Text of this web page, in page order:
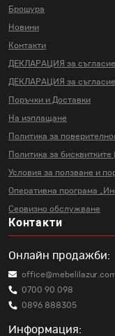
Брошура
Новини
Контакти
ДЕКЛАРАЦИЯ за съгласие
ДЕКЛАРАЦИЯ за съгласие
Поръчки и Доставки
На изплащане
Политика за
Политика за бисквитките
Условия за ползване и
Оперативна програма
Сервизно обслужване
Контакти
Онлайн продажби:
0700 90 098
0896 888305
Информация: